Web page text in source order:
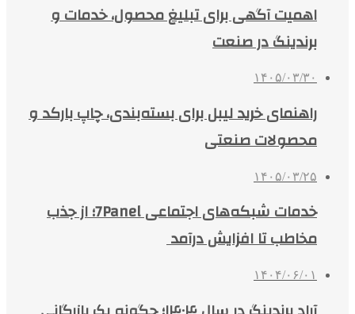
اهمیت آگهی برای تبلیغ محصول، خدمات و
برندینگ در صنعت
۱۴۰۵/۰۳/۳۰
راهنمای خرید لیبل برای بسته‌بندی، چاپ بارکد و
محصولات صنعتی
۱۴۰۵/۰۳/۲۵
خدمات شبکه‌های اجتماعی 7Panel؛ از جذب
مخاطب تا افزایش درآمد
۱۴۰۴/۰۶/۰۱